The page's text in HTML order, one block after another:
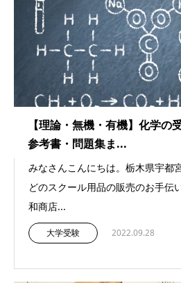
【理論・無機・有機】化学の
参考書・問題集ま...
みなさんこんにちは。栃木県宇都
どのスクール用品の販売のお手伝
和商店...
大学受験 2022.09.28